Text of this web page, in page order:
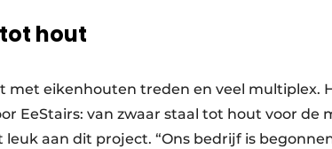
hout
met eikenhouten treden en veel multiplex.
EeStairs: van zwaar staal tot hout voor de
aan dit project. “Ons bedrijf is